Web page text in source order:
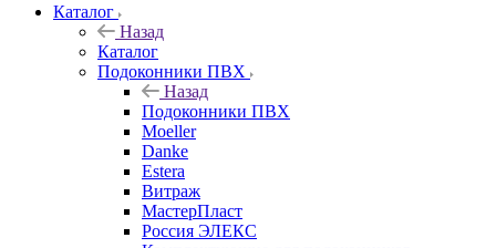
Каталог
Назад
Каталог
Подоконники ПВХ
Назад
Подоконники ПВХ
Moeller
Danke
Estera
Витраж
МастерПласт
Россия ЭЛЕКС